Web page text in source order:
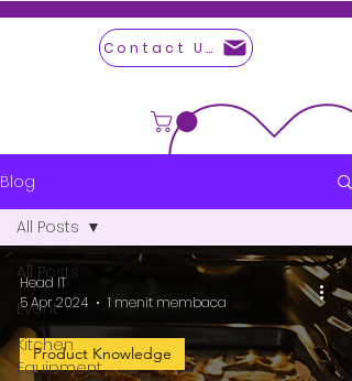
Contact Us
Blog
All Posts
Event
Kitchen
Equipment
All Posts
Product Knowledge
Head IT
5 Apr 2024
1 menit membaca